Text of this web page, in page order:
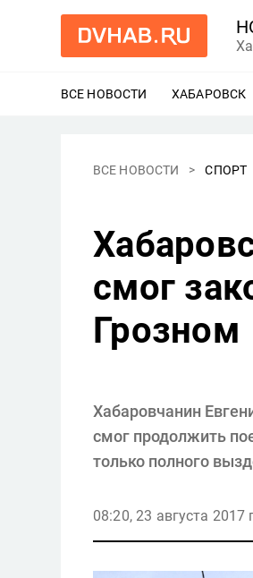
ВСЕ НОВОСТИ ХАБАРОВСК
ВСЕ НОВОСТИ СПОРТ
смог
Грозном
Хабаровчанин
смог продолжить
только полного
08:20, 23 августа 2017